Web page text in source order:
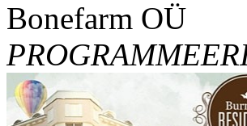
Bonefarm OÜ